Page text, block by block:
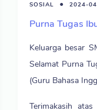
SOSIAL 2024-
Purna Tugas
Keluarga besar
Selamat Purna
(Guru Bahasa
Terimakasih